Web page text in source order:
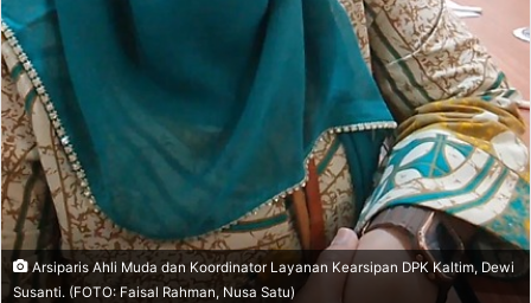
Arsiparis Ahli Muda dan Koordinator Layanan Kearsipan DPK Kaltim, Dewi
Susanti. (FOTO: Faisal Rahman, Nusa Satu)